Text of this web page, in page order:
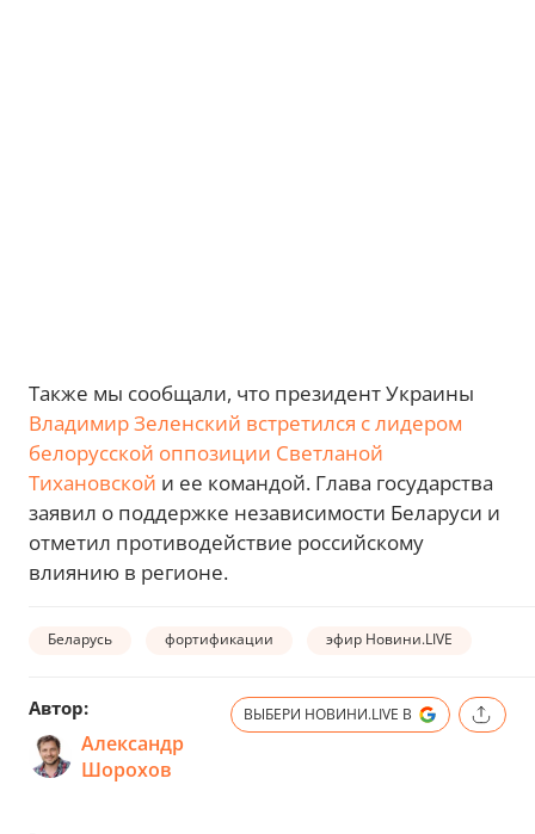
Также мы сообщали, что президент Украины
Владимир Зеленский встретился с лидером
белорусской оппозиции Светланой
Тихановской и ее командой. Глава государства
заявил о поддержке независимости Беларуси и
отметил противодействие российскому
влиянию в регионе.
Беларусь фортификации эфир Новини.LIVE
Автор:
Александр
Шорохов
ВЫБЕРИ НОВИНИ.LIVE В